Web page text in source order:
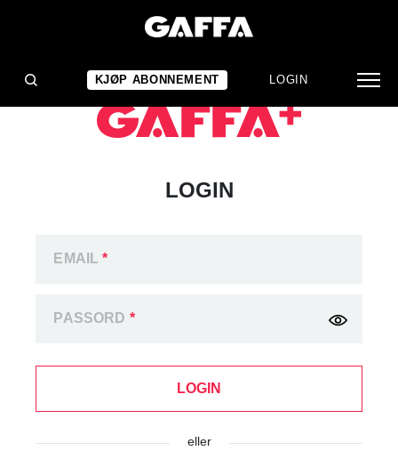
KJØP ABONNEMENT LOGIN
LOGIN
EMAIL*
PASSORD *
LOGIN
eller